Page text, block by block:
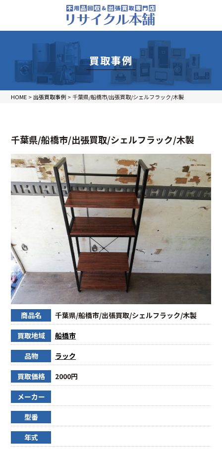
買取事例
HOME > 出張買取事例 >千葉県/船橋市/出張買取/シェルフラック/木製
千葉県/船橋市/出張買取/シェルフラック/木製
商品名 千葉県/船橋市/出張買取/シェルフラック/木製
買取地域 船橋市
品物 ラック
買取価格 2000円
メーカー
型番
年式